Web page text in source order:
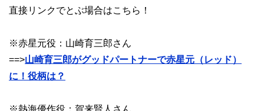
直接リンクでとぶ場合はこちら！
※赤星元役：山崎育三郎さん
==>山崎育三郎がグッドパートナーで赤星元（レッド）
に！役柄は？